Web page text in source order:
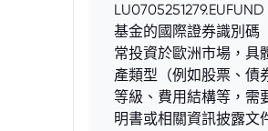
基金的國際證券識別碼
常投資於歐洲市場，具
產類型（例如股票、債
等級、費用結構等，需
明書或相關資訊披露文